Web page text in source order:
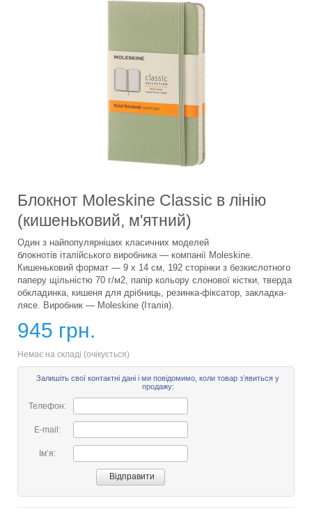
Блокнот Moleskine Classic в лінію
(кишеньковий, м'ятний)
Один з найпопулярніших класичних моделей
блокнотів італійського виробника — компанії Moleskine.
Кишеньковий формат — 9 x 14 см, 192 сторінки з безкислотного
паперу щільністю 70 г/м2, папір кольору слонової кістки, тверда
обкладинка, кишеня для дрібниць, резинка-фіксатор, закладка-
лясе. Виробник — Moleskine (Італія).
945 грн.
Немає на складі (очікується)
Залишіть свої контактні дані і ми повідомимо, коли товар зʼявиться у
продажу:
Телефон:
E-mail:
Імʼя: